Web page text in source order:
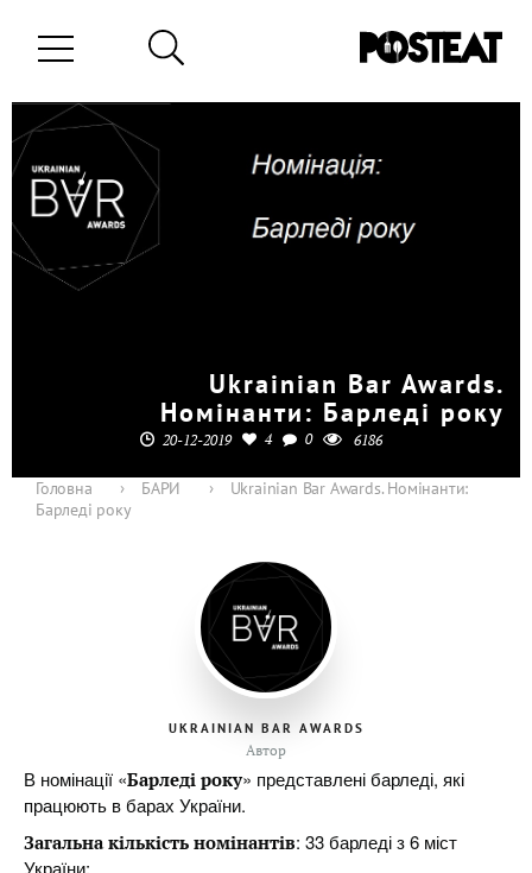
Ukrainian Bar Awards.
Номінанти: Барледі року
20-12-2019 4 0 6186
Головна › БАРИ ›
Ukrainian Bar Awards. Номінанти:
Барледі року
UKRAINIAN BAR AWARDS
Автор
В номінації «Барледі року» представлені барледі, які
працюють в барах України.
Загальна кількість номінантів: 33 барледі з 6 міст
України: